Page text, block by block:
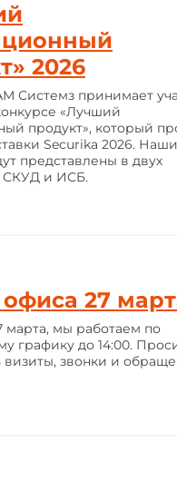
2026
Системз принимает
«Лучший
продукт», который
Securika 2026. Наши
представлены в двух
СКУД и ИСБ.
27
марта, мы работаем по
графику до 14:00.
визиты, звонки и